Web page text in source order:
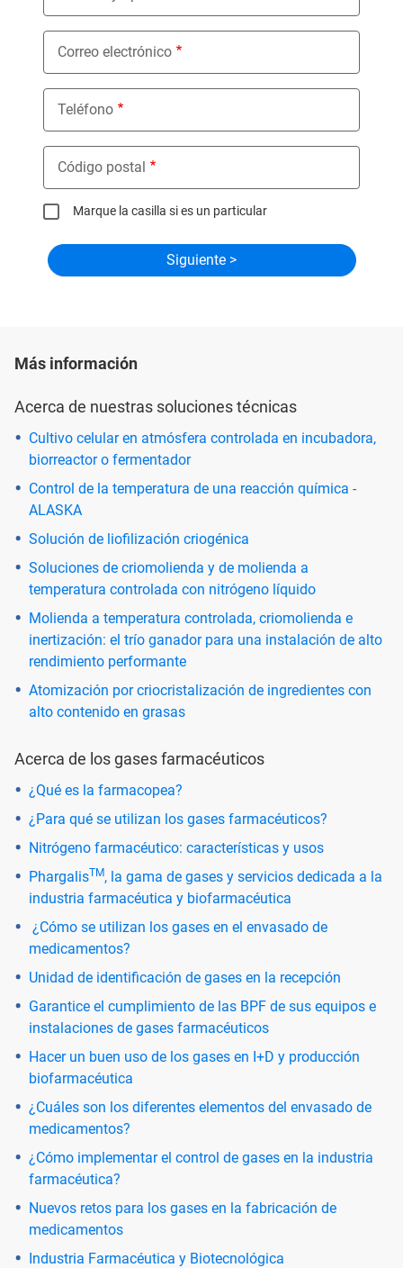
Correo electrónico
Teléfono
Código postal
Marque la casilla si es un particular
Más información
Acerca de nuestras soluciones técnicas
Cultivo celular en atmósfera controlada en incubadora,
biorreactor o fermentador
Control de la temperatura de una reacción química -
ALASKA
Solución de liofilización criogénica
Soluciones de criomolienda y de molienda a
temperatura controlada con nitrógeno líquido
Molienda a temperatura controlada, criomolienda e
inertización: el trío ganador para una instalación de alto
rendimiento performante
Atomización por criocristalización de ingredientes con
alto contenido en grasas
Acerca de los gases farmacéuticos
¿Qué es la farmacopea?
¿Para qué se utilizan los gases farmacéuticos?
Nitrógeno farmacéutico: características y usos
PhargalisTM, la gama de gases y servicios dedicada a la
industria farmacéutica y biofarmacéutica
¿Cómo se utilizan los gases en el envasado de
medicamentos?
Unidad de identificación de gases en la recepción
Garantice el cumplimiento de las BPF de sus equipos e
instalaciones de gases farmacéuticos
Hacer un buen uso de los gases en I+D y producción
biofarmacéutica
¿Cuáles son los diferentes elementos del envasado de
medicamentos?
¿Cómo implementar el control de gases en la industria
farmacéutica?
Nuevos retos para los gases en la fabricación de
medicamentos
Industria Farmacéutica y Biotecnológica